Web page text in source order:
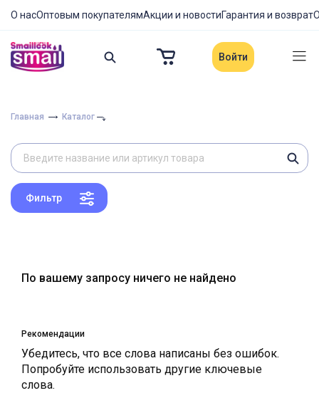
О насОптовым покупателямАкции и новостиГарантия и возврат
Войти
Главная Каталог
Фильтр
По вашему запросу ничего не найдено
Рекомендации
Убедитесь, что все слова написаны без ошибок.
Попробуйте использовать другие ключевые
слова.